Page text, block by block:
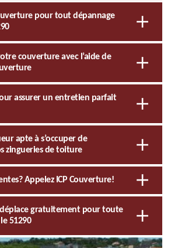
pour tout dépannage
couverture avec l’aide de
assurer un entretien parfait
apte à s’occuper de
zingueries de toiture
Appelez ICP Couverture!
déplace gratuitement pour toute
51290